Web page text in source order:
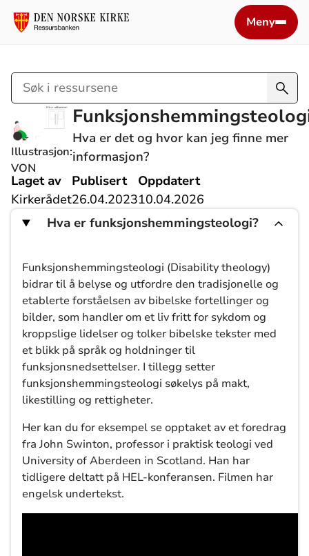
Meny
Søk
i
ressursene
Illustrasjon:
VON
Hva er det og hvor kan jeg finne mer
informasjon?
Laget av
Kirkerådet
Publisert
26.04.2023
Oppdatert
10.04.2026
Hva er funksjonshemmingsteologi?
Funksjonshemmingsteologi (Disability theology)
bidrar til å belyse og utfordre den tradisjonelle og
etablerte forståelsen av bibelske fortellinger og
bilder, som handler om et liv fritt for sykdom og
kroppslige lidelser og tolker bibelske tekster med
et blikk på språk og holdninger til
funksjonsnedsettelser. I tillegg setter
funksjonshemmingsteologi søkelys på makt,
likestilling og rettigheter.
Her kan du for eksempel se opptaket av et foredrag
fra John Swinton, professor i praktisk teologi ved
University of Aberdeen in Scotland. Han har
tidligere deltatt på HEL-konferansen. Filmen har
engelsk undertekst.